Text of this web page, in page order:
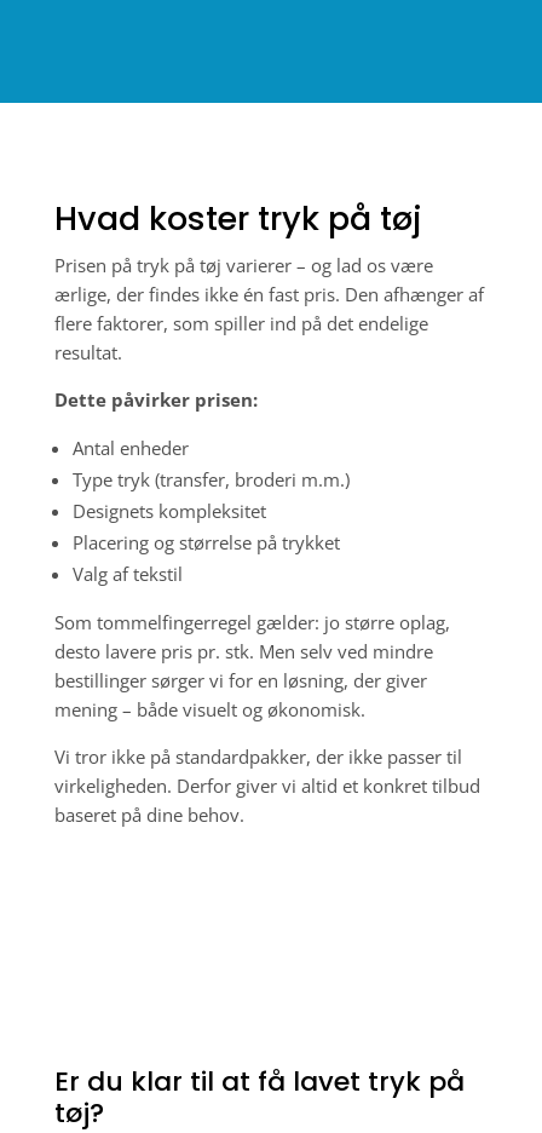
Hvad koster tryk på tøj
Prisen på tryk på tøj varierer – og lad os være
ærlige, der findes ikke én fast pris. Den afhænger af
flere faktorer, som spiller ind på det endelige
resultat.
Dette påvirker prisen:
Antal enheder
Type tryk (transfer, broderi m.m.)
Designets kompleksitet
Placering og størrelse på trykket
Valg af tekstil
Som tommelfingerregel gælder: jo større oplag,
desto lavere pris pr. stk. Men selv ved mindre
bestillinger sørger vi for en løsning, der giver
mening – både visuelt og økonomisk.
Vi tror ikke på standardpakker, der ikke passer til
virkeligheden. Derfor giver vi altid et konkret tilbud
baseret på dine behov.
Er du klar til at få lavet tryk på
tøj?